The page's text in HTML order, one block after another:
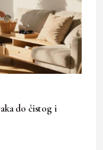
do čistog i